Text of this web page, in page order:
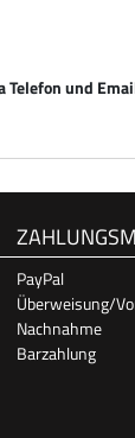
und
PayPal
Überweisung/
Nachnahme
Barzahlung